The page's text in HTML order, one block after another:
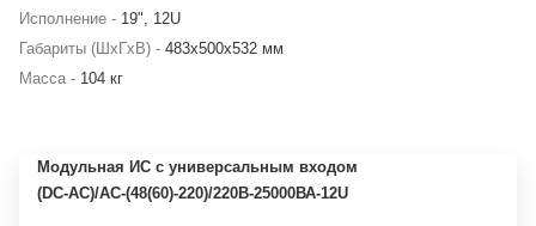
Исполнение - 19", 12U
Габариты (ШхГхВ) - 483х500х532 мм
Масса - 104 кг
Модульная ИС с универсальным входом
(DC-АС)/AC-(48(60)-220)/220B-25000ВА-12U